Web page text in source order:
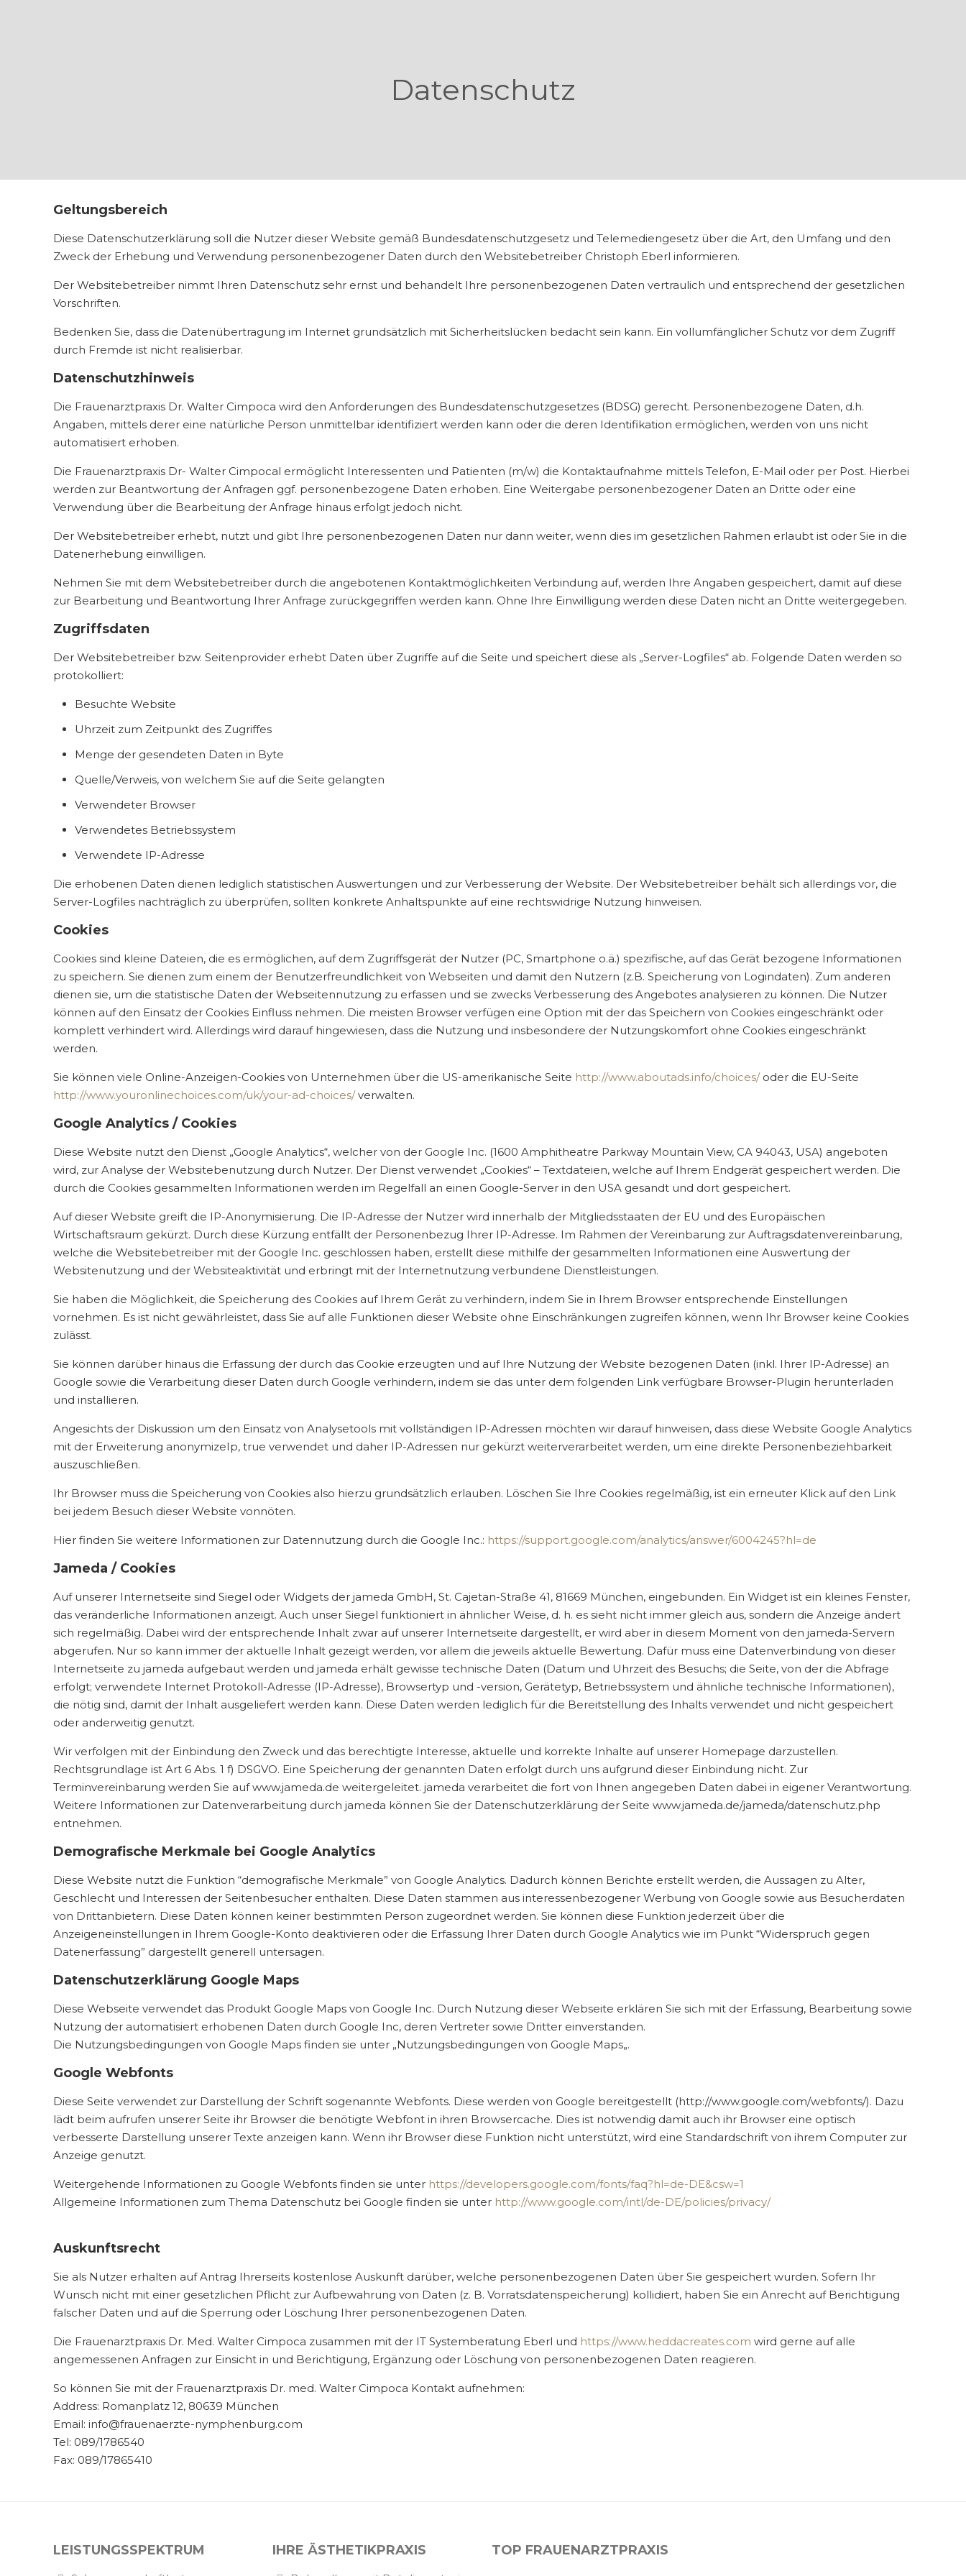
Datenschutz
Geltungsbereich
Diese Datenschutzerklärung soll die Nutzer dieser Website gemäß Bundesdatenschutzgesetz und Telemediengesetz über die Art, den Umfang und den
Zweck der Erhebung und Verwendung personenbezogener Daten durch den Websitebetreiber Christoph Eberl informieren.
Der Websitebetreiber nimmt Ihren Datenschutz sehr ernst und behandelt Ihre personenbezogenen Daten vertraulich und entsprechend der gesetzlichen
Vorschriften.
Bedenken Sie, dass die Datenübertragung im Internet grundsätzlich mit Sicherheitslücken bedacht sein kann. Ein vollumfänglicher Schutz vor dem Zugriff
durch Fremde ist nicht realisierbar.
​Datenschutzhinweis
Die Frauenarztpraxis Dr. Walter Cimpoca wird den Anforderungen des Bundesdatenschutzgesetzes (BDSG) gerecht. Personenbezogene Daten, d.h.
Angaben, mittels derer eine natürliche Person unmittelbar identifiziert werden kann oder die deren Identifikation ermöglichen, werden von uns nicht
automatisiert erhoben.
Die Frauenarztpraxis Dr- Walter Cimpocal ermöglicht Interessenten und Patienten (m/w) die Kontaktaufnahme mittels Telefon, E-Mail oder per Post. Hierbei
werden zur Beantwortung der Anfragen ggf. personenbezogene Daten erhoben. Eine Weitergabe personenbezogener Daten an Dritte oder eine
Verwendung über die Bearbeitung der Anfrage hinaus erfolgt jedoch nicht.
Der Websitebetreiber erhebt, nutzt und gibt Ihre personenbezogenen Daten nur dann weiter, wenn dies im gesetzlichen Rahmen erlaubt ist oder Sie in die
Datenerhebung einwilligen.
Nehmen Sie mit dem Websitebetreiber durch die angebotenen Kontaktmöglichkeiten Verbindung auf, werden Ihre Angaben gespeichert, damit auf diese
zur Bearbeitung und Beantwortung Ihrer Anfrage zurückgegriffen werden kann. Ohne Ihre Einwilligung werden diese Daten nicht an Dritte weitergegeben.
Zugriffsdaten
Der Websitebetreiber bzw. Seitenprovider erhebt Daten über Zugriffe auf die Seite und speichert diese als „Server-Logfiles“ ab. Folgende Daten werden so
protokolliert:
Besuchte Website
Uhrzeit zum Zeitpunkt des Zugriffes
Menge der gesendeten Daten in Byte
Quelle/Verweis, von welchem Sie auf die Seite gelangten
Verwendeter Browser
Verwendetes Betriebssystem
Verwendete IP-Adresse
Die erhobenen Daten dienen lediglich statistischen Auswertungen und zur Verbesserung der Website. Der Websitebetreiber behält sich allerdings vor, die
Server-Logfiles nachträglich zu überprüfen, sollten konkrete Anhaltspunkte auf eine rechtswidrige Nutzung hinweisen.
Cookies
Cookies sind kleine Dateien, die es ermöglichen, auf dem Zugriffsgerät der Nutzer (PC, Smartphone o.ä.) spezifische, auf das Gerät bezogene Informationen
zu speichern. Sie dienen zum einem der Benutzerfreundlichkeit von Webseiten und damit den Nutzern (z.B. Speicherung von Logindaten). Zum anderen
dienen sie, um die statistische Daten der Webseitennutzung zu erfassen und sie zwecks Verbesserung des Angebotes analysieren zu können. Die Nutzer
können auf den Einsatz der Cookies Einfluss nehmen. Die meisten Browser verfügen eine Option mit der das Speichern von Cookies eingeschränkt oder
komplett verhindert wird. Allerdings wird darauf hingewiesen, dass die Nutzung und insbesondere der Nutzungskomfort ohne Cookies eingeschränkt
werden.
Sie können viele Online-Anzeigen-Cookies von Unternehmen über die US-amerikanische Seite http://www.aboutads.info/choices/oder die EU-Seite
http://www.youronlinechoices.com/uk/your-ad-choices/verwalten.
Google Analytics / Cookies
Diese Website nutzt den Dienst „Google Analytics“, welcher von der Google Inc. (1600 Amphitheatre Parkway Mountain View, CA 94043, USA) angeboten
wird, zur Analyse der Websitebenutzung durch Nutzer. Der Dienst verwendet „Cookies“ – Textdateien, welche auf Ihrem Endgerät gespeichert werden. Die
durch die Cookies gesammelten Informationen werden im Regelfall an einen Google-Server in den USA gesandt und dort gespeichert.
Auf dieser Website greift die IP-Anonymisierung. Die IP-Adresse der Nutzer wird innerhalb der Mitgliedsstaaten der EU und des Europäischen
Wirtschaftsraum gekürzt. Durch diese Kürzung entfällt der Personenbezug Ihrer IP-Adresse. Im Rahmen der Vereinbarung zur Auftragsdatenvereinbarung,
welche die Websitebetreiber mit der Google Inc. geschlossen haben, erstellt diese mithilfe der gesammelten Informationen eine Auswertung der
Websitenutzung und der Websiteaktivität und erbringt mit der Internetnutzung verbundene Dienstleistungen.
Sie haben die Möglichkeit, die Speicherung des Cookies auf Ihrem Gerät zu verhindern, indem Sie in Ihrem Browser entsprechende Einstellungen
vornehmen. Es ist nicht gewährleistet, dass Sie auf alle Funktionen dieser Website ohne Einschränkungen zugreifen können, wenn Ihr Browser keine Cookies
zulässt.
Sie können darüber hinaus die Erfassung der durch das Cookie erzeugten und auf Ihre Nutzung der Website bezogenen Daten (inkl. Ihrer IP-Adresse) an
Google sowie die Verarbeitung dieser Daten durch Google verhindern, indem sie das unter dem folgenden Link verfügbare Browser-Plugin herunterladen
und installieren.
Angesichts der Diskussion um den Einsatz von Analysetools mit vollständigen IP-Adressen möchten wir darauf hinweisen, dass diese Website Google Analytics
mit der Erweiterung anonymizeIp, true verwendet und daher IP-Adressen nur gekürzt weiterverarbeitet werden, um eine direkte Personenbeziehbarkeit
auszuschließen.
Ihr Browser muss die Speicherung von Cookies also hierzu grundsätzlich erlauben. Löschen Sie Ihre Cookies regelmäßig, ist ein erneuter Klick auf den Link
bei jedem Besuch dieser Website vonnöten.
Hier finden Sie weitere Informationen zur Datennutzung durch die Google Inc.: https://support.google.com/analytics/answer/6004245?hl=de
Jameda / Cookies
Auf unserer Internetseite sind Siegel oder Widgets der jameda GmbH, St. Cajetan-Straße 41, 81669 München, eingebunden. Ein Widget ist ein kleines Fenster,
das veränderliche Informationen anzeigt. Auch unser Siegel funktioniert in ähnlicher Weise, d. h. es sieht nicht immer gleich aus, sondern die Anzeige ändert
sich regelmäßig. Dabei wird der entsprechende Inhalt zwar auf unserer Internetseite dargestellt, er wird aber in diesem Moment von den jameda-Servern
abgerufen. Nur so kann immer der aktuelle Inhalt gezeigt werden, vor allem die jeweils aktuelle Bewertung. Dafür muss eine Datenverbindung von dieser
Internetseite zu jameda aufgebaut werden und jameda erhält gewisse technische Daten (Datum und Uhrzeit des Besuchs; die Seite, von der die Abfrage
erfolgt; verwendete Internet Protokoll-Adresse (IP-Adresse), Browsertyp und -version, Gerätetyp, Betriebssystem und ähnliche technische Informationen),
die nötig sind, damit der Inhalt ausgeliefert werden kann. Diese Daten werden lediglich für die Bereitstellung des Inhalts verwendet und nicht gespeichert
oder anderweitig genutzt.
Wir verfolgen mit der Einbindung den Zweck und das berechtigte Interesse, aktuelle und korrekte Inhalte auf unserer Homepage darzustellen.
Rechtsgrundlage ist Art 6 Abs. 1 f) DSGVO. Eine Speicherung der genannten Daten erfolgt durch uns aufgrund dieser Einbindung nicht. Zur
Terminvereinbarung werden Sie auf www.jameda.de weitergeleitet. jameda verarbeitet die fort von Ihnen angegeben Daten dabei in eigener Verantwortung.
Weitere Informationen zur Datenverarbeitung durch jameda können Sie der Datenschutzerklärung der Seite www.jameda.de/jameda/datenschutz.php
entnehmen.
​Demografische Merkmale bei Google Analytics
Diese Website nutzt die Funktion “demografische Merkmale” von Google Analytics. Dadurch können Berichte erstellt werden, die Aussagen zu Alter,
Geschlecht und Interessen der Seitenbesucher enthalten. Diese Daten stammen aus interessenbezogener Werbung von Google sowie aus Besucherdaten
von Drittanbietern. Diese Daten können keiner bestimmten Person zugeordnet werden. Sie können diese Funktion jederzeit über die
Anzeigeneinstellungen in Ihrem Google-Konto deaktivieren oder die Erfassung Ihrer Daten durch Google Analytics wie im Punkt “Widerspruch gegen
Datenerfassung” dargestellt generell untersagen.
Datenschutzerklärung Google Maps
Diese Webseite verwendet das Produkt Google Maps von Google Inc. Durch Nutzung dieser Webseite erklären Sie sich mit der Erfassung, Bearbeitung sowie
Nutzung der automatisiert erhobenen Daten durch Google Inc, deren Vertreter sowie Dritter einverstanden.
Die Nutzungsbedingungen von Google Maps finden sie unter „Nutzungsbedingungen von Google Maps„.
​Google Webfonts
Diese Seite verwendet zur Darstellung der Schrift sogenannte Webfonts. Diese werden von Google bereitgestellt (http://www.google.com/webfonts/). Dazu
lädt beim aufrufen unserer Seite ihr Browser die benötigte Webfont in ihren Browsercache. Dies ist notwendig damit auch ihr Browser eine optisch
verbesserte Darstellung unserer Texte anzeigen kann. Wenn ihr Browser diese Funktion nicht unterstützt, wird eine Standardschrift von ihrem Computer zur
Anzeige genutzt.
Weitergehende Informationen zu Google Webfonts finden sie unter https://developers.google.com/fonts/faq?hl=de-DE&csw=1
Allgemeine Informationen zum Thema Datenschutz bei Google finden sie unter http://www.google.com/intl/de-DE/policies/privacy/
Auskunftsrecht
Sie als Nutzer erhalten auf Antrag Ihrerseits kostenlose Auskunft darüber, welche personenbezogenen Daten über Sie gespeichert wurden. Sofern Ihr
Wunsch nicht mit einer gesetzlichen Pflicht zur Aufbewahrung von Daten (z. B. Vorratsdatenspeicherung) kollidiert, haben Sie ein Anrecht auf Berichtigung
falscher Daten und auf die Sperrung oder Löschung Ihrer personenbezogenen Daten.
Die Frauenarztpraxis Dr. Med. Walter Cimpoca zusammen mit der IT Systemberatung Eberl und https://www.heddacreates.com wird gerne auf alle
angemessenen Anfragen zur Einsicht in und Berichtigung, Ergänzung oder Löschung von personenbezogenen Daten reagieren.
So können Sie mit der Frauenarztpraxis Dr. med. Walter Cimpoca Kontakt aufnehmen:
Address: Romanplatz 12, 80639 München
Email: info@frauenaerzte-nymphenburg.com
Tel: 089/1786540
Fax: 089/17865410
LEISTUNGSSPEKTRUM IHRE ÄSTHETIKPRAXIS TOP FRAUENARZTPRAXIS